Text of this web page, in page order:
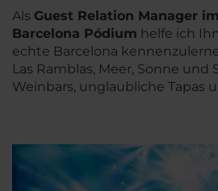
Als Guest Relation Manager
Barcelona Pódium helfe ich
echte Barcelona
Las Ramblas, Meer, Sonne und
Weinbars, unglaubliche Tapas